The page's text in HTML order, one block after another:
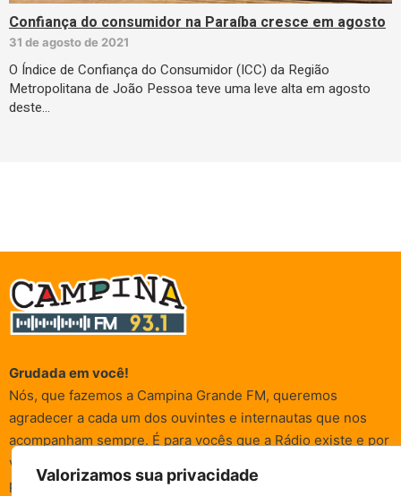
Valorizamos sua privacidade
Confiança do consumidor na Paraíba cresce em agosto
31 de agosto de 2021
O Índice de Confiança do Consumidor (ICC) da Região
Metropolitana de João Pessoa teve uma leve alta em agosto
deste…
Grudada em você!
Nós, que fazemos a Campina Grande FM, queremos
agradecer a cada um dos ouvintes e internautas que nos
acompanham sempre. É para vocês que a Rádio existe e por
vocês que as informações (informativas, de entretenimento,
promocionais e de conscientização) são realizadas.